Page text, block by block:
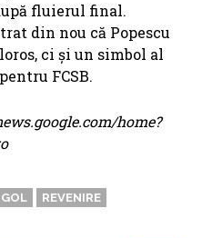
fluierul final.
din nou că Popescu
ci și un simbol al
FCSB.
home?
GOL REVENIRE